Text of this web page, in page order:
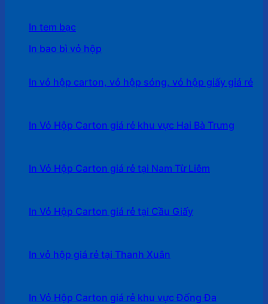
In tem bạc
In bao bì vỏ hộp
In vỏ hộp carton, vỏ hộp sóng, vỏ hộp giấy giá rẻ
In Vỏ Hộp Carton giá rẻ khu vực Hai Bà Trưng
In Vỏ Hộp Carton giá rẻ tại Nam Từ Liêm
In Vỏ Hộp Carton giá rẻ tại Cầu Giấy
In vỏ hộp giá rẻ tại Thanh Xuân
In Vỏ Hộp Carton giá rẻ khu vực Đống Đa